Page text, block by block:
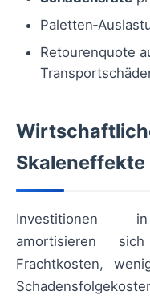
Retourenquote
Skaleneffekte
Investitionen in
amortisieren
Frachtkosten,